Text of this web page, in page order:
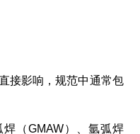
接影响，规范中通常包
（GMAW）、氩弧焊